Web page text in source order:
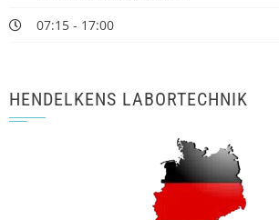
07:15 - 17:00
HENDELKENS LABORTECHNIK